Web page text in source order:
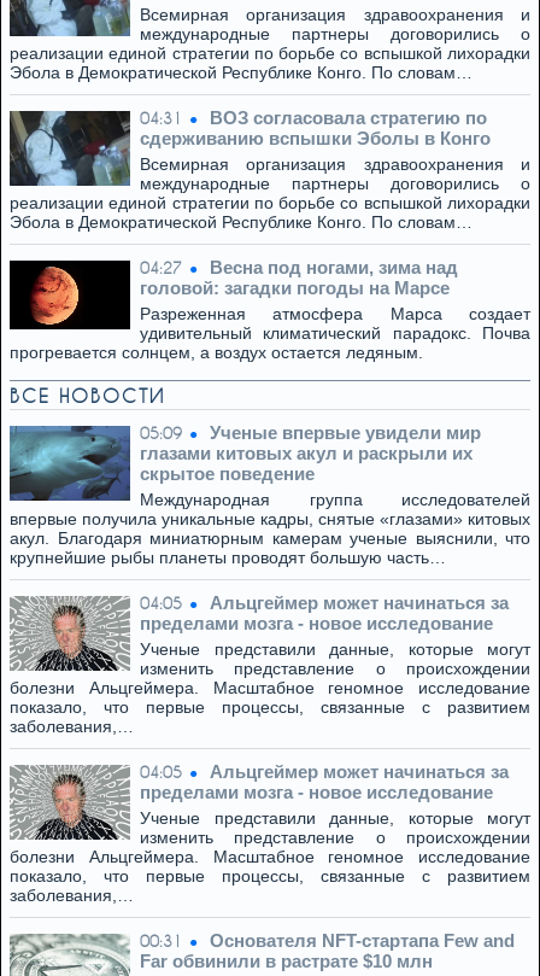
Всемирная организация здравоохранения и
международные партнеры договорились о
реализации единой стратегии по борьбе со вспышкой лихорадки
Эбола в Демократической Республике Конго. По словам…
04:31
ВОЗ согласовала стратегию по
сдерживанию вспышки Эболы в Конго
Всемирная организация здравоохранения и
международные партнеры договорились о
реализации единой стратегии по борьбе со вспышкой лихорадки
Эбола в Демократической Республике Конго. По словам…
04:27
Весна под ногами, зима над
головой: загадки погоды на Марсе
Разреженная атмосфера Марса создает
удивительный климатический парадокс. Почва
прогревается солнцем, а воздух остается ледяным.
ВСЕ НОВОСТИ
05:09
Ученые впервые увидели мир
глазами китовых акул и раскрыли их
скрытое поведение
Международная группа исследователей
впервые получила уникальные кадры, снятые «глазами» китовых
акул. Благодаря миниатюрным камерам ученые выяснили, что
крупнейшие рыбы планеты проводят большую часть…
04:05
Альцгеймер может начинаться за
пределами мозга - новое исследование
Ученые представили данные, которые могут
изменить представление о происхождении
болезни Альцгеймера. Масштабное геномное исследование
показало, что первые процессы, связанные с развитием
заболевания,…
04:05
Альцгеймер может начинаться за
пределами мозга - новое исследование
Ученые представили данные, которые могут
изменить представление о происхождении
болезни Альцгеймера. Масштабное геномное исследование
показало, что первые процессы, связанные с развитием
заболевания,…
00:31
Основателя NFT-стартапа Few and
Far обвинили в растрате $10 млн